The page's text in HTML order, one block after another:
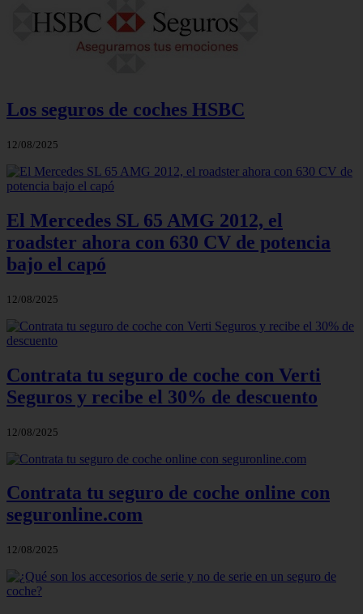
Los seguros de coches HSBC
12/08/2025
El Mercedes SL 65 AMG 2012, el
roadster ahora con 630 CV de potencia
bajo el capó
12/08/2025
Contrata tu seguro de coche con Verti
Seguros y recibe el 30% de descuento
12/08/2025
Contrata tu seguro de coche online con
seguronline.com
12/08/2025